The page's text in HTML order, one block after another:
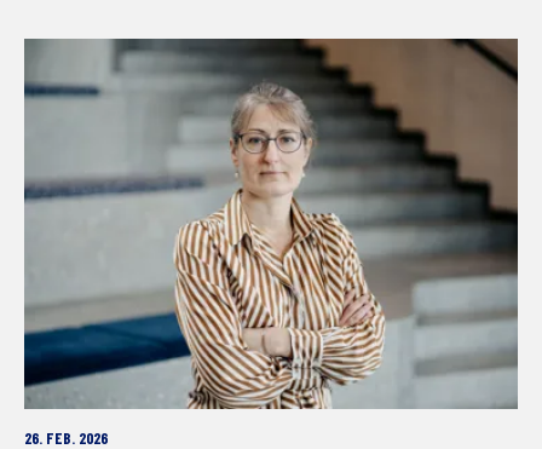
26. FEB. 2026